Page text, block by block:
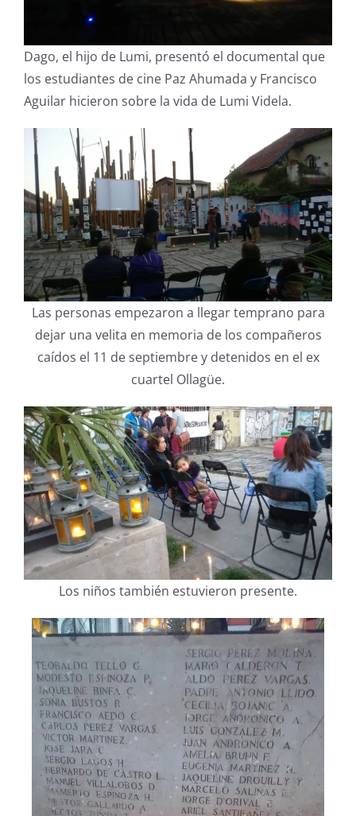
Dago, el hijo de Lumi, presentó el documental que
los estudiantes de cine Paz Ahumada y Francisco
Aguilar hicieron sobre la vida de Lumi Videla.
Las personas empezaron a llegar temprano para
dejar una velita en memoria de los compañeros
caídos el 11 de septiembre y detenidos en el ex
cuartel Ollagüe.
Los niños también estuvieron presente.